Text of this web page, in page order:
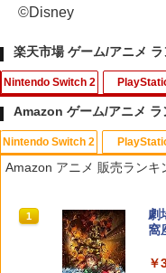
©Disney
楽天市場 ゲーム/アニメ
Nintendo Switch 2
1
【
4
￥
1
【
n
1
【
【
1
バ
ル
￥
Amazon ゲーム/アニメ ラ
Nintendo Switch 2
1
ス
コ
￥
1
日
1
【
ラ
￥
Amazon アニメ 販売ランキ
1
劇
窩
￥